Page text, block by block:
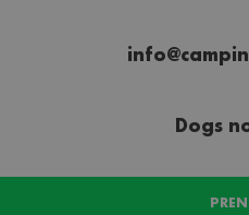
Dogs